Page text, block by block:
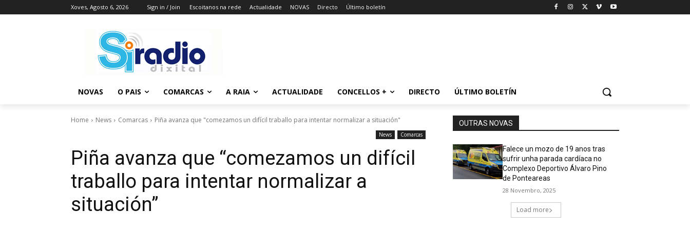
Xoves, Agosto 6, 2026 Sign in / Join Escoitanos na rede Actualidade NOVAS Directo Último boletín
NOVAS O PAIS COMARCAS A RAIA ACTUALIDADE CONCELLOS + DIRECTO ÚLTIMO BOLETÍN
Home News Comarcas Piña avanza que "comezamos un difícil traballo para intentar normalizar a situación"
News Comarcas
Piña avanza que “comezamos un difícil
traballo para intentar normalizar a
situación”
OUTRAS NOVAS
Falece un mozo de 19 anos tras
sufrir unha parada cardíaca no
Complexo Deportivo Álvaro Pino
de Ponteareas
28 Novembro, 2025
Load more